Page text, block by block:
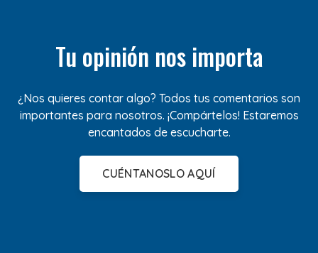
Tu opinión nos importa
¿Nos quieres contar algo? Todos tus comentarios son
importantes para nosotros. ¡Compártelos! Estaremos
encantados de escucharte.
CUÉNTANOSLO AQUÍ